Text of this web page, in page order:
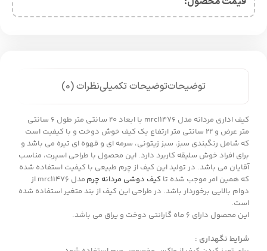
توضیحاتتوضیحات تکمیلینظرات (0)
کیف اداری مردانه مدل mrc11476 با ابعاد 20 سانتی متر طول 6 سانتی
متر عرض و 22 سانتی متر ارتفاع یک کیف خوش دوخت و با کیفیت است
که شامل رنگبندی سبز، سبز زیتونی، سرمه ای و قهوه ای تیره می باشد و
برای افراد خوش سلیقه کاربرد دارد. این محصول با طراحی اسپرت، مناسب
آقایان می باشد. در تولید این کیف از چرم طبیعی با کیفیت استفاده شده
که همین امر موجب شده تا کیف دوشی مردانه چرم
مدل mrc11476 از
دوام بالایی برخوردار باشد. در طراحی این کیف از بند متغیر استفاده شده
است.
این محصول دارای 6 ماه گارانتی دوخت و یراق می باشد.
شرایط نگهداری :